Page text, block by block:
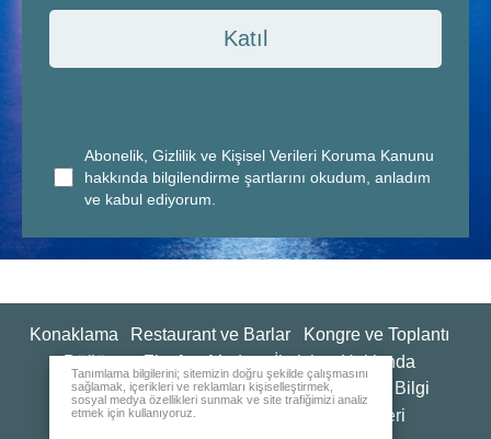
Katıl
Abonelik, Gizlilik ve Kişisel Verileri Koruma Kanunu
hakkında bilgilendirme şartlarını okudum, anladım
ve kabul ediyorum.
Konaklama Restaurant ve Barlar
Kongre ve Toplantı
Düğün ve Ziyafet
Medya İletişim
Hakkında
Kalite Politikaları ve Sürdürülebilirlik
Genel Bilgi
İnsan Kaynakları
Değerlendirme Anketleri
Tanımlama bilgilerini; sitemizin doğru şekilde çalışmasını
sağlamak, içerikleri ve reklamları kişiselleştirmek,
sosyal medya özellikleri sunmak ve site trafiğimizi analiz
etmek için kullanıyoruz.